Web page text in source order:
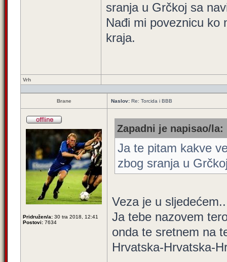
sranja u Grčkoj sa
Nađi mi poveznicu ko
kraja.
Vrh
Brane Naslov: Re: Torcida i BBB
Pridružen/a: 30 tra 2018, 12:41
Postovi: 7634
Zapadni je napisao/la:
Ja te pitam kakve
zbog sranja u
Veza je u
Ja tebe nazovem
onda te sretnem na
Hrvatska-Hrvatska-